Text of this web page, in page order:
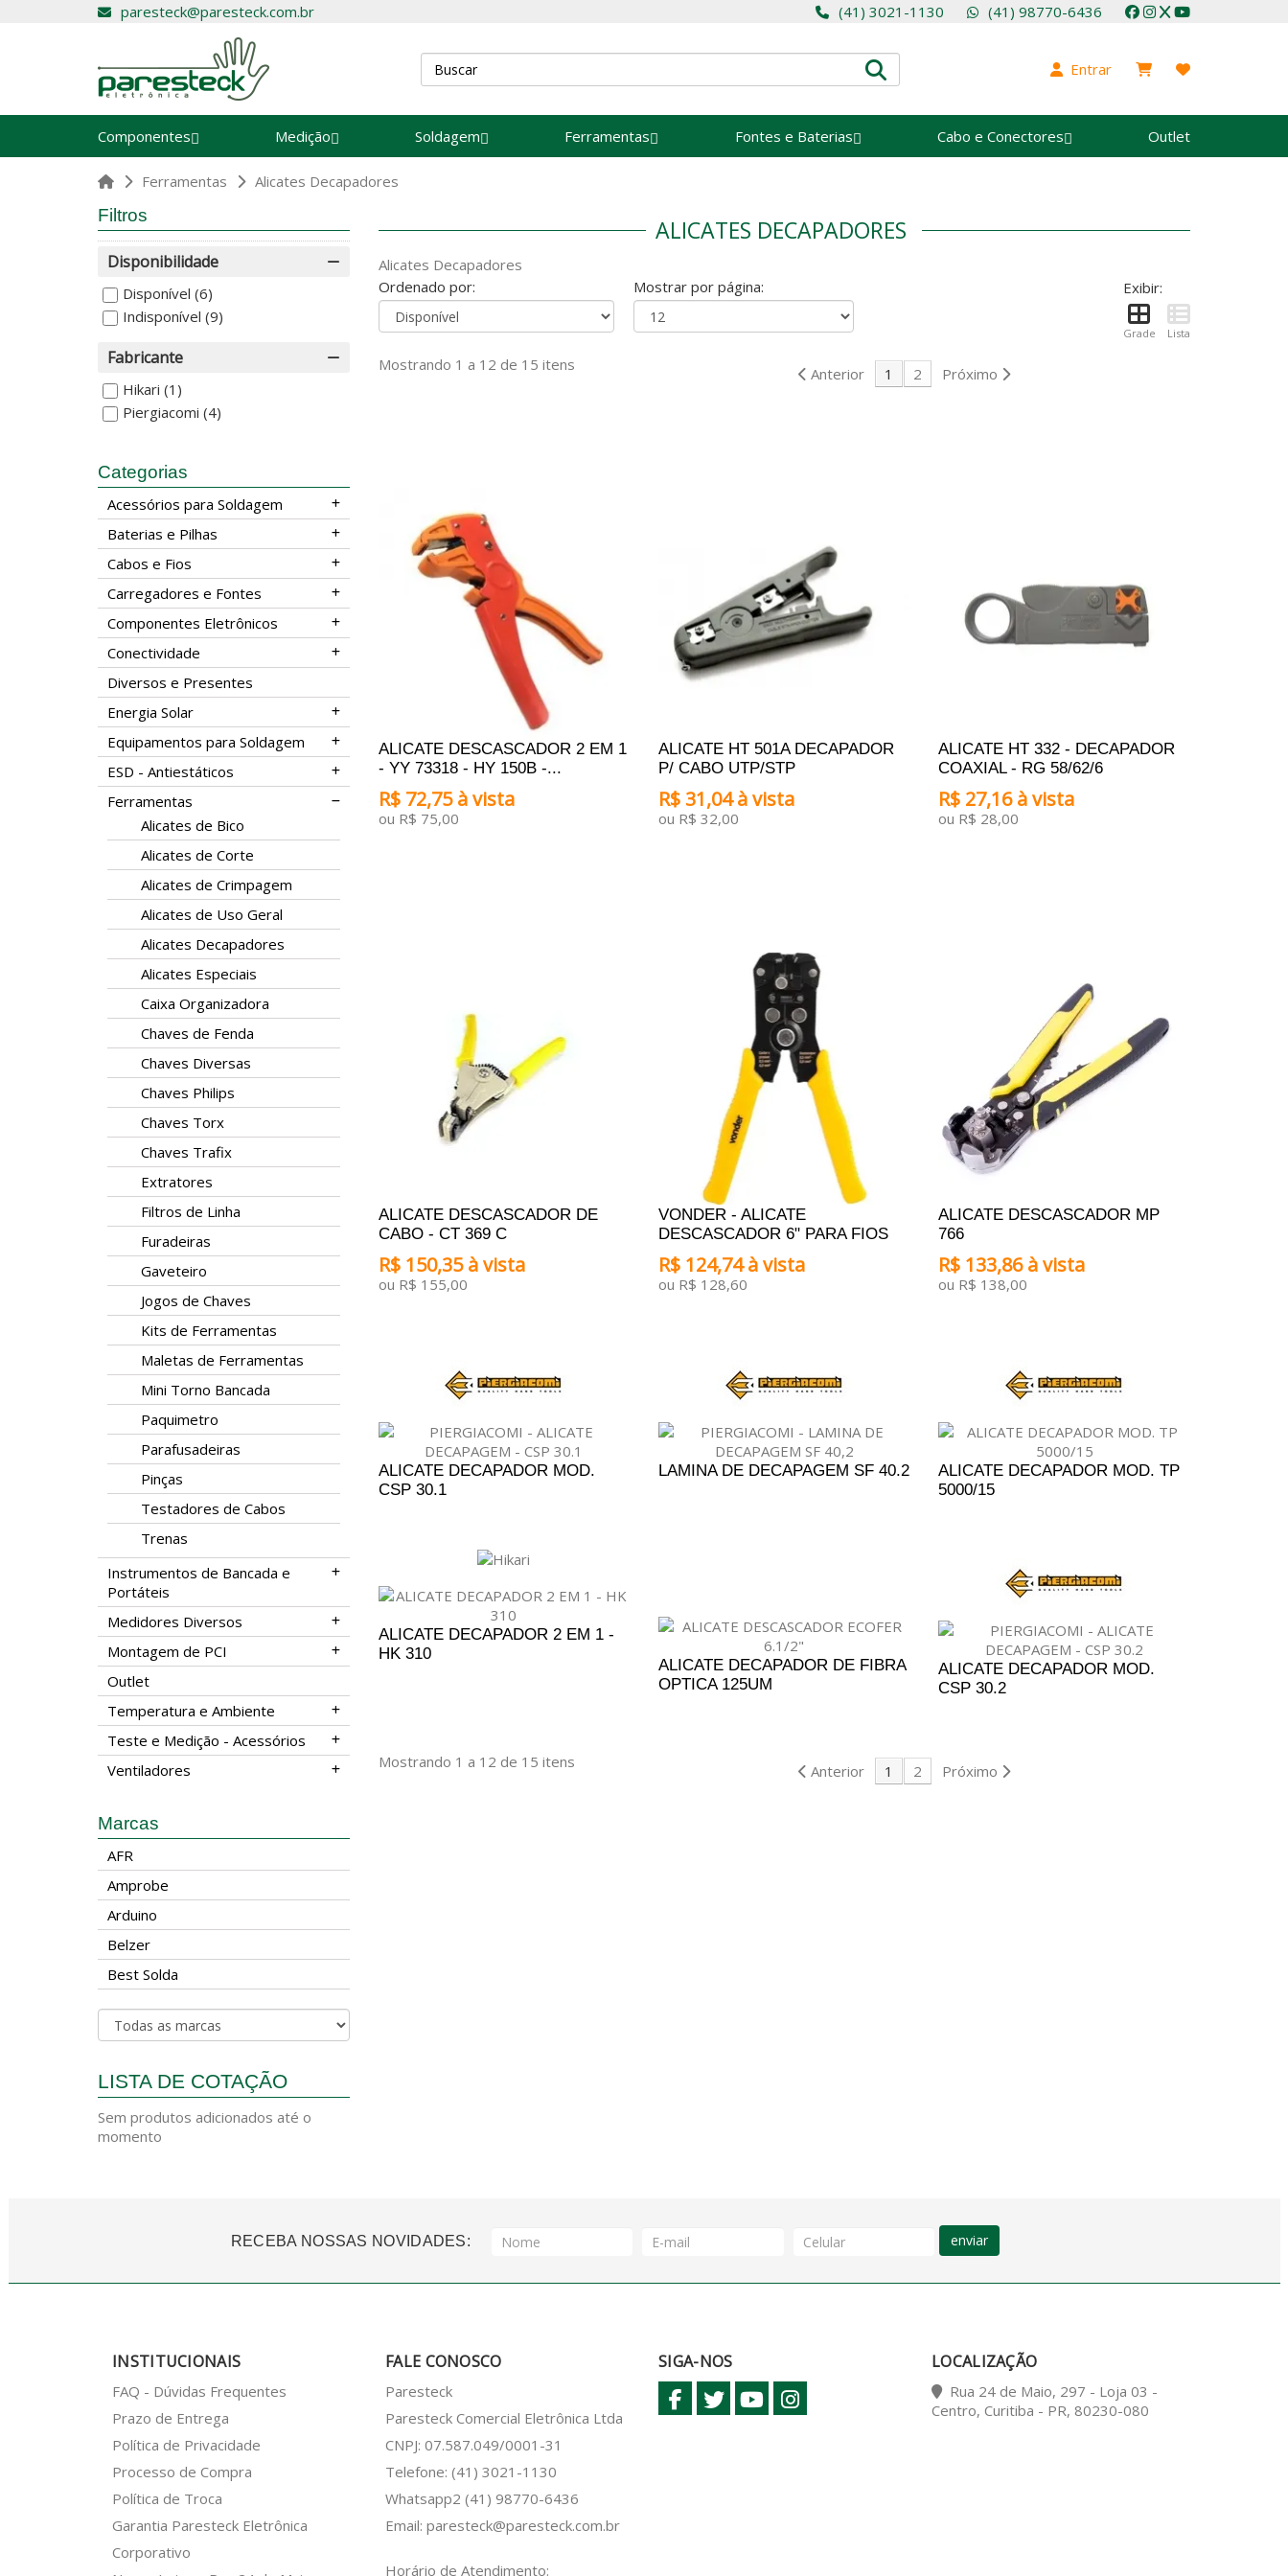
paresteck@paresteck.com.br (41) 3021-1130 (41) 98770-6436
Entrar
Componentes Medição Soldagem Ferramentas Fontes e Baterias Cabo e Conectores Outlet
Ferramentas Alicates Decapadores
Filtros
Disponibilidade
Disponível (6)
Indisponível (9)
Fabricante
Hikari (1)
Piergiacomi (4)
Categorias
Acessórios para Soldagem
Baterias e Pilhas
Cabos e Fios
Carregadores e Fontes
Componentes Eletrônicos
Conectividade
Diversos e Presentes
Energia Solar
Equipamentos para Soldagem
ESD - Antiestáticos
Ferramentas
Alicates de Bico
Alicates de Corte
Alicates de Crimpagem
Alicates de Uso Geral
Alicates Decapadores
Alicates Especiais
Caixa Organizadora
Chaves de Fenda
Chaves Diversas
Chaves Philips
Chaves Torx
Chaves Trafix
Extratores
Filtros de Linha
Furadeiras
Gaveteiro
Jogos de Chaves
Kits de Ferramentas
Maletas de Ferramentas
Mini Torno Bancada
Paquimetro
Parafusadeiras
Pinças
Testadores de Cabos
Trenas
Instrumentos de Bancada e
Portáteis
Medidores Diversos
Montagem de PCI
Outlet
Temperatura e Ambiente
Teste e Medição - Acessórios
Ventiladores
Marcas
AFR
Amprobe
Arduino
Belzer
Best Solda
LISTA DE COTAÇÃO
Sem produtos adicionados até o
momento
ALICATES DECAPADORES
Alicates Decapadores
Exibir:
Grade Lista
Ordenado por: Mostrar por página:
Anterior 1 2 Próximo
Mostrando 1 a 12 de 15 itens
ALICATE DESCASCADOR 2 EM 1
- YY 73318 - HY 150B -...
R$ 72,75 à vista
ou R$ 75,00
ALICATE HT 501A DECAPADOR
P/ CABO UTP/STP
R$ 31,04 à vista
ou R$ 32,00
ALICATE HT 332 - DECAPADOR
COAXIAL - RG 58/62/6
R$ 27,16 à vista
ou R$ 28,00
ALICATE DESCASCADOR DE
CABO - CT 369 C
R$ 150,35 à vista
ou R$ 155,00
VONDER - ALICATE
DESCASCADOR 6" PARA FIOS
R$ 124,74 à vista
ou R$ 128,60
ALICATE DESCASCADOR MP
766
R$ 133,86 à vista
ou R$ 138,00
ALICATE DECAPADOR MOD.
CSP 30.1
LAMINA DE DECAPAGEM SF 40.2
ALICATE DECAPADOR MOD. TP
5000/15
ALICATE DECAPADOR 2 EM 1 -
HK 310
ALICATE DECAPADOR DE FIBRA
OPTICA 125UM
ALICATE DECAPADOR MOD.
CSP 30.2
Anterior
1 2 Próximo
Mostrando 1 a 12 de 15 itens
RECEBA NOSSAS NOVIDADES: enviar
INSTITUCIONAIS
FAQ - Dúvidas Frequentes
Prazo de Entrega
Política de Privacidade
Processo de Compra
Política de Troca
Garantia Paresteck Eletrônica
Corporativo
FALE CONOSCO
Paresteck
Paresteck Comercial Eletrônica Ltda
CNPJ: 07.587.049/0001-31
Telefone: (41) 3021-1130
Whatsapp2 (41) 98770-6436
Email: paresteck@paresteck.com.br
Horário de Atendimento:
SIGA-NOS LOCALIZAÇÃO
Rua 24 de Maio, 297 - Loja 03 -
Centro, Curitiba - PR, 80230-080